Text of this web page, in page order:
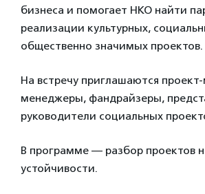
бизнеса и помогает НКО найти
реализации культурных,
общественно значимых проектов.
На встречу приглашаются
менеджеры, фандрайзеры,
руководители социальных
В программе — разбор проектов
устойчивости.